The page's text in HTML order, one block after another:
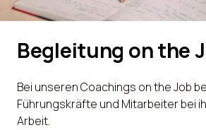
Begleitung on the
Bei unseren Coachings on the Job
Führungskräfte und Mitarbeiter bei
Arbeit.